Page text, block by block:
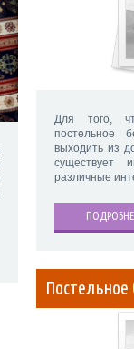
Для того,
постельное
выходить из
существует
различные
Постельное